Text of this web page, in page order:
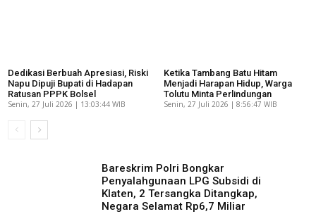
Dedikasi Berbuah Apresiasi, Riski
Napu Dipuji Bupati di Hadapan
Ratusan PPPK Bolsel
Senin, 27 Juli 2026 | 13:03:44 WIB
Ketika Tambang Batu Hitam
Menjadi Harapan Hidup, Warga
Tolutu Minta Perlindungan
Senin, 27 Juli 2026 | 8:56:47 WIB
Bareskrim Polri Bongkar
Penyalahgunaan LPG Subsidi di
Klaten, 2 Tersangka Ditangkap,
Negara Selamat Rp6,7 Miliar